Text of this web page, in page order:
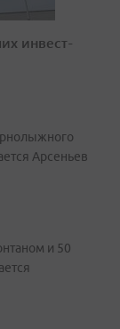
инвест-
Арсеньев
и 50